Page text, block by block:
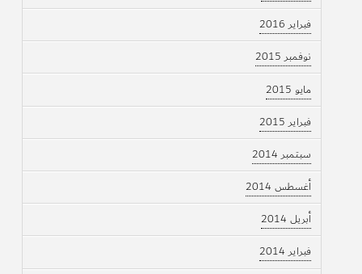
فبراير 2016
نوفمبر 2015
مايو 2015
فبراير 2015
سبتمبر 2014
أغسطس 2014
أبريل 2014
فبراير 2014